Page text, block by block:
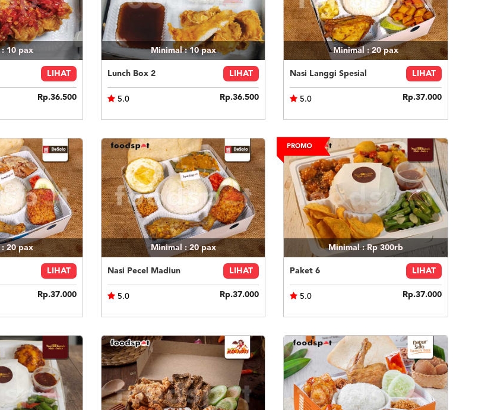
10 pax
LIHAT
Rp.36.500
Minimal : 10pax
Lunch Box 2 LIHAT
5.0 Rp.36.500
Minimal : 20pax
Nasi Langgi Spesial LIHAT
5.0 Rp.37.000
: 20pax
LIHAT
Rp.37.000
Minimal : 20pax
Nasi Pecel Madiun LIHAT
5.0 Rp.37.000
Minimal : Rp 300rb
Paket 6 LIHAT
5.0 Rp.37.000